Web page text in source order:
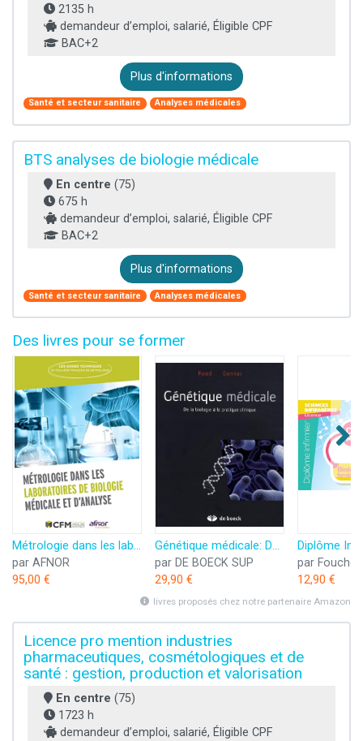
2135 h
demandeur d’emploi, salarié, Éligible CPF
BAC+2
Plus d'informations
Santé et secteur sanitaire Analyses médicales
BTS analyses de biologie médicale
En centre (75)
675 h
demandeur d’emploi, salarié, Éligible CPF
BAC+2
Plus d'informations
Santé et secteur sanitaire Analyses médicales
Des livres pour se former
Métrologie dans les laboratoires de Biologie Médicale et d'Analyse
par AFNOR
95,00 €
Génétique médicale: De la biologie à la pratique clinique
par DE BOECK SUP
29,90 €
par Foucher
12,90 €
livres proposés chez notre partenaire Amazon
Licence pro mention industries
pharmaceutiques, cosmétologiques et de
santé : gestion, production et valorisation
En centre (75)
1723 h
demandeur d’emploi, salarié, Éligible CPF